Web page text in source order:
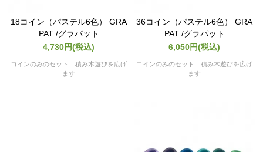
18コイン（パステル6色） GRA
PAT /グラパット
4,730円(税込)
コインのみのセット 積み木遊びを広げ
ます
36コイン（パステル6色） GRA
PAT /グラパット
6,050円(税込)
コインのみのセット 積み木遊びを広げ
ます